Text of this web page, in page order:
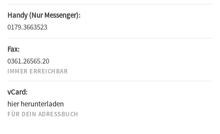
Handy (Nur Messenger):
0179.3663523
Fax:
0361.26565.20
IMMER ERREICHBAR
vCard:
hier herunterladen
FÜR DEIN ADRESSBUCH